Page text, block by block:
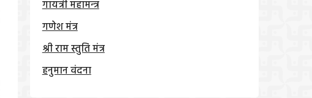
गायत्री महामन्त्र
गणेश मंत्र
श्री राम स्तुति मंत्र
हनुमान वंदना